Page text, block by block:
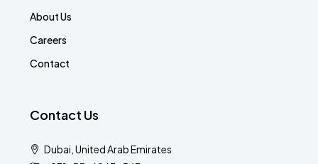
About Us
Careers
Contact
Contact Us
Dubai, United Arab Emirates